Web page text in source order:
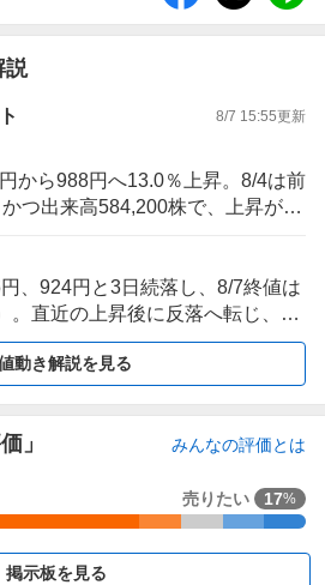
説
8/7 15:55更新
から988円へ13.0％上昇。8/4は前
つ出来高584,200株で、上昇が数
、924円と3日続落し、8/7終値は
。直近の上昇後に反落へ転じ、値
た。
動き解説を見る
」 みんなの評価とは
売りたい 17%
掲示板を見る